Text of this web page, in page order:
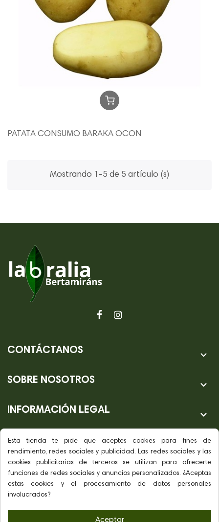
PATATA CONSUMO BARAKA OCON
Mostrando 1-5 de 5 artículo (s)
CONTÁCTANOS 
SOBRE NOSOTROS 
INFORMACIÓN LEGAL 
Esta tienda te pide que aceptes cookies para fines de
rendimiento, redes sociales y publicidad. Las redes sociales y las
cookies publicitarias de terceros se utilizan para ofrecerte
funciones de redes sociales y anuncios personalizados. ¿Aceptas
estas cookies y el procesamiento de datos personales
involucrados?
Aceptar